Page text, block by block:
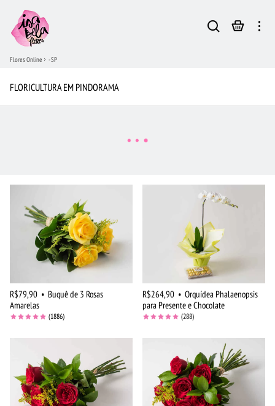
Flores Online - SP
FLORICULTURA EM PINDORAMA
R$79,90 • Buquê de 3 Rosas
Amarelas
(1886)
R$264,90 • Orquídea Phalaenopsis
para Presente e Chocolate
(288)